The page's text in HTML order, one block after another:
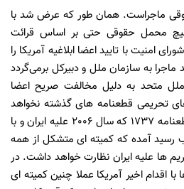
ماجراست. همان طور که عرض شد با
محمل حقوقی حتی بر اساس قرائت
امنیت با تایید اعضا ابلاغیه آمریکا را
به سازمان ملل و دبیرکل برمی‌گردد
ملل متحد به دلیل مخالفت صریح اعضا
تحریمی قطعنامه های گذشته نخواهد
کرد، مثلا در بند هجدهم از قطعنامه 1737 که سال 2006 علیه ایران و با
رسید آمده که کمیته ای متشکل از همه
ها علیه ایران نظارت خواهد داشت. در
اقدام اخیر آمریکا عملا چنین کمیته ای